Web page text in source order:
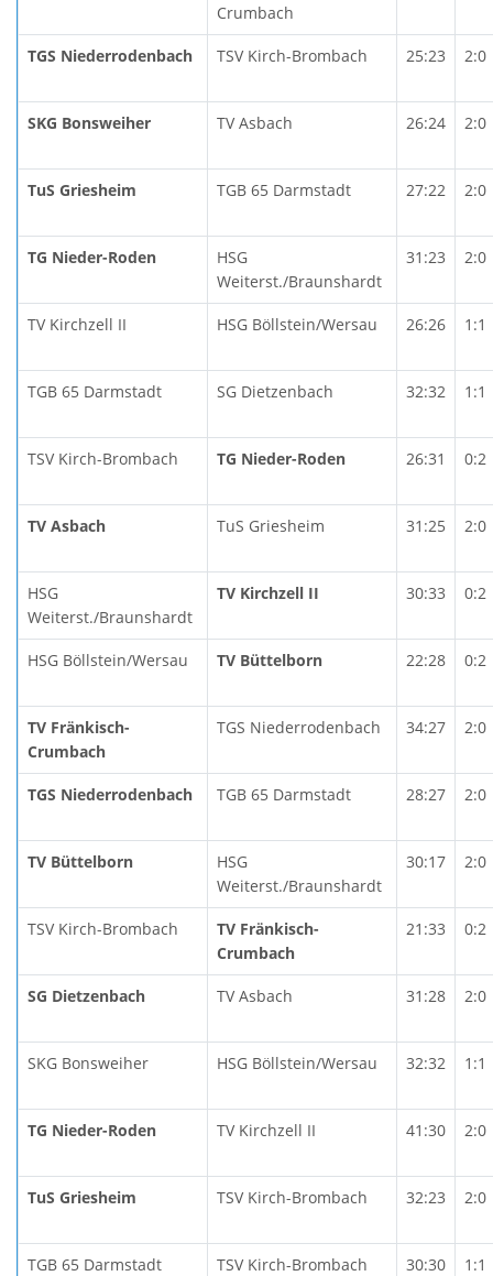
Crumbach
TGS Niederrodenbach TSV Kirch-Brombach 25:23 2:0
SKG Bonsweiher TV Asbach 26:24 2:0
TuS Griesheim TGB 65 Darmstadt 27:22 2:0
TG Nieder-Roden
HSG
Weiterst./Braunshardt
31:23 2:0
TV Kirchzell II HSG Böllstein/Wersau 26:26 1:1
TGB 65 Darmstadt SG Dietzenbach 32:32 1:1
TSV Kirch-Brombach TG Nieder-Roden 26:31 0:2
TV Asbach TuS Griesheim 31:25 2:0
HSG
Weiterst./Braunshardt
TV Kirchzell II 30:33 0:2
HSG Böllstein/Wersau TV Büttelborn 22:28 0:2
TV Fränkisch-
Crumbach
TGS Niederrodenbach 34:27 2:0
TGS Niederrodenbach TGB 65 Darmstadt 28:27 2:0
TV Büttelborn
HSG
Weiterst./Braunshardt
30:17 2:0
TSV Kirch-Brombach
TV Fränkisch-
Crumbach
21:33 0:2
SG Dietzenbach TV Asbach 31:28 2:0
SKG Bonsweiher HSG Böllstein/Wersau 32:32 1:1
TG Nieder-Roden TV Kirchzell II 41:30 2:0
TuS Griesheim TSV Kirch-Brombach 32:23 2:0
TGB 65 Darmstadt TSV Kirch-Brombach 30:30 1:1